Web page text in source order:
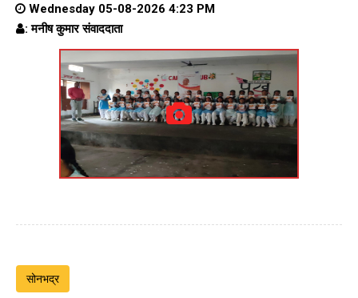
Wednesday 05-08-2026 4:23 PM
: मनीष कुमार संवाददाता
सोनभद्र